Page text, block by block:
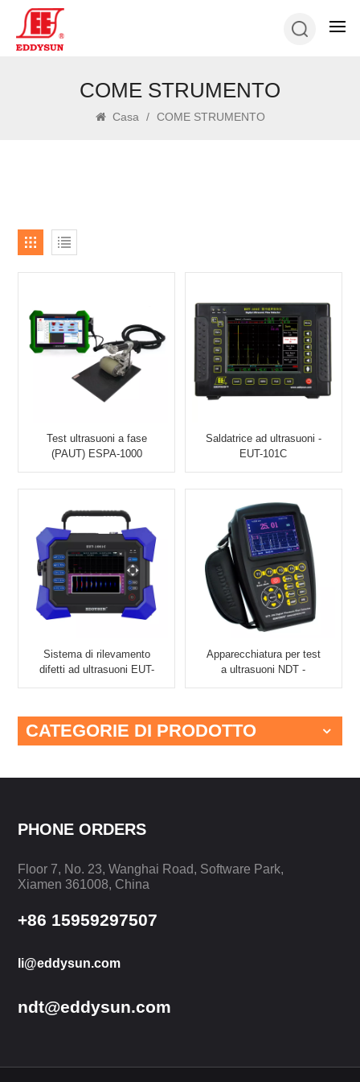
COME STRUMENTO
Casa / COME STRUMENTO
Test ultrasuoni a fase
(PAUT) ESPA-1000
Saldatrice ad ultrasuoni -
EUT-101C
Sistema di rilevamento
difetti ad ultrasuoni EUT-
1001C - Eddysun
Apparecchiatura per test
a ultrasuoni NDT -
Palmare EUT-302
CATEGORIE DI PRODOTTO
PHONE ORDERS
Floor 7, No. 23, Wanghai Road, Software Park,
Xiamen 361008, China
+86 15959297507
li@eddysun.com
ndt@eddysun.com